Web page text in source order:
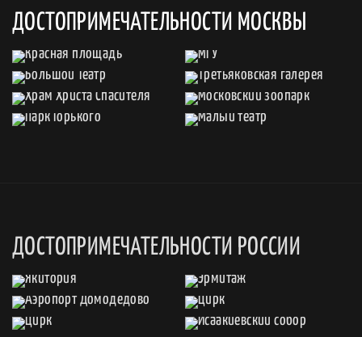
ДОСТОПРИМЕЧАТЕЛЬНОСТИ МОСКВЫ
ДОСТОПРИМЕЧАТЕЛЬНОСТИ РОССИИ